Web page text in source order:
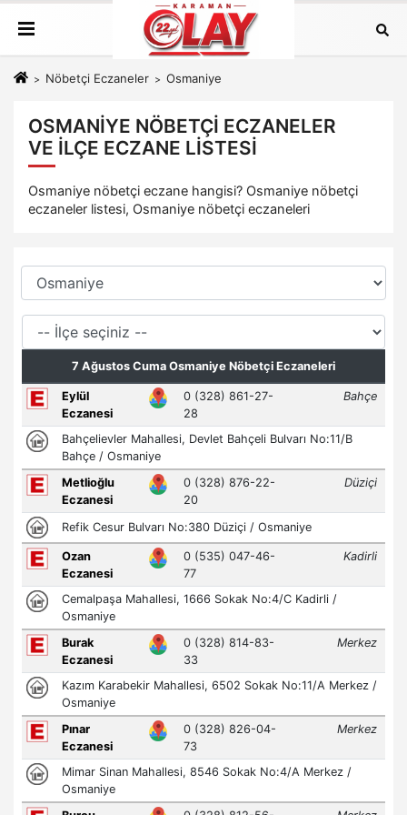
Nöbetçi Eczaneler Osmaniye
OSMANIYE NÖBETÇI ECZANELER
VE İLÇE ECZANE LISTESI
Osmaniye nöbetçi eczane hangisi? Osmaniye nöbetçi
eczaneler listesi, Osmaniye nöbetçi eczaneleri